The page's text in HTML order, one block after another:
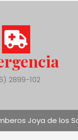
2899-102
Joya de los